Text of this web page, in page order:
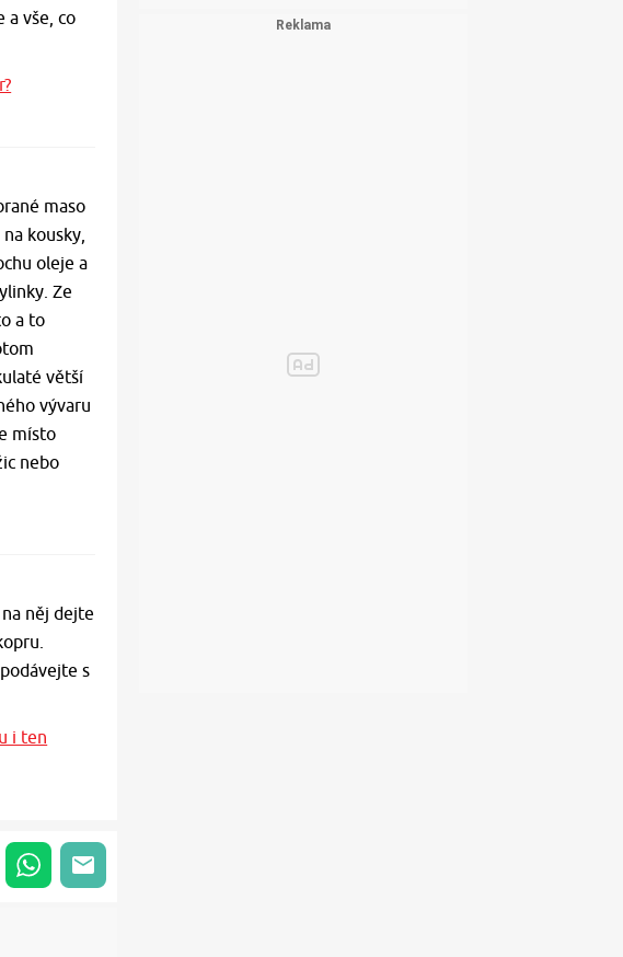
a vše, co
maso
kousky,
oleje a
Ze
a to
větší
vývaru
místo
nebo
něj dejte
s
i ten